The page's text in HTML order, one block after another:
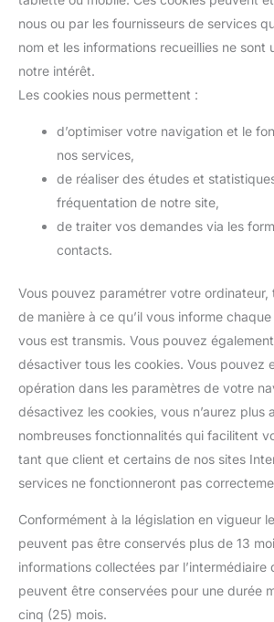
nous ou par les fournisseurs de services
nom et les informations recueillies ne sont
notre intérêt.
Les cookies nous permettent :
d’optimiser votre navigation et le
nos services,
de réaliser des études et
fréquentation de notre site,
de traiter vos demandes via les
contacts.
Vous pouvez paramétrer votre
de manière à ce qu’il vous informe
vous est transmis. Vous pouvez
désactiver tous les cookies. Vous pouvez
opération dans les paramètres de votre
désactivez les cookies, vous n’aurez plus
nombreuses fonctionnalités qui facilitent
tant que client et certains de nos sites
services ne fonctionneront pas
Conformément à la législation en vigueur
peuvent pas être conservés plus de 13
informations collectées par l’intermédiaire
peuvent être conservées pour une durée
cinq (25) mois.